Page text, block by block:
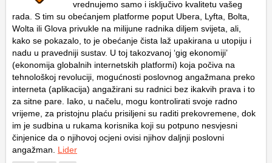
vrednujemo samo i isključivo kvalitetu vašeg
rada. S tim su obećanjem platforme poput Ubera, Lyfta, Bolta,
Wolta ili Glova privukle na milijune radnika diljem svijeta, ali,
kako se pokazalo, to je obećanje čista laž upakirana u utopiju i
nadu u pravedniji sustav. U toj takozvanoj ‘gig ekonomiji’
(ekonomija globalnih internetskih platformi) koja počiva na
tehnološkoj revoluciji, mogućnosti poslovnog angažmana preko
interneta (aplikacija) angažirani su radnici bez ikakvih prava i to
za sitne pare. Iako, u načelu, mogu kontrolirati svoje radno
vrijeme, za pristojnu plaću prisiljeni su raditi prekovremene, dok
im je sudbina u rukama korisnika koji su potpuno nesvjesni
činjenice da o njihovoj ocjeni ovisi njihov daljnji poslovni
angažman. Lider